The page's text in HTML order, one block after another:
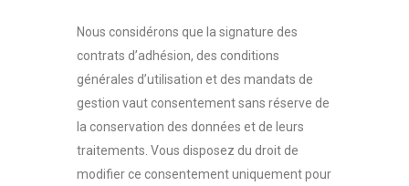
Nous considérons que la signature des
contrats d’adhésion, des conditions
générales d’utilisation et des mandats de
gestion vaut consentement sans réserve de
la conservation des données et de leurs
traitements. Vous disposez du droit de
modifier ce consentement uniquement pour